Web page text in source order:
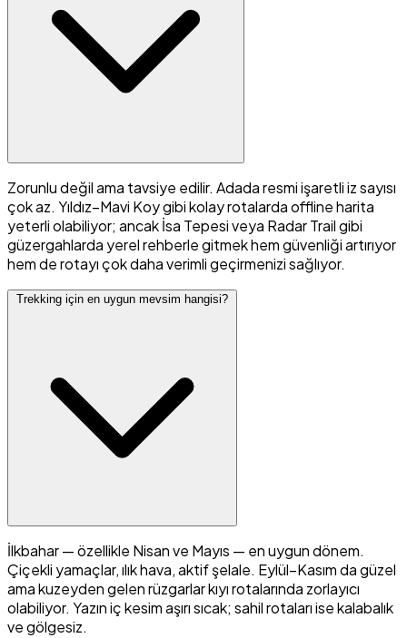
Zorunlu değil ama tavsiye edilir. Adada resmi işaretli iz sayısı
çok az. Yıldız–Mavi Koy gibi kolay rotalarda offline harita
yeterli olabiliyor; ancak İsa Tepesi veya Radar Trail gibi
güzergahlarda yerel rehberle gitmek hem güvenliği artırıyor
hem de rotayı çok daha verimli geçirmenizi sağlıyor.
Trekking için en uygun mevsim hangisi?
İlkbahar — özellikle Nisan ve Mayıs — en uygun dönem.
Çiçekli yamaçlar, ılık hava, aktif şelale. Eylül–Kasım da güzel
ama kuzeyden gelen rüzgarlar kıyı rotalarında zorlayıcı
olabiliyor. Yazın iç kesim aşırı sıcak; sahil rotaları ise kalabalık
ve gölgesiz.